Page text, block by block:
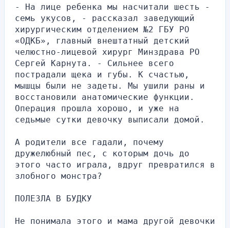
- На лице ребенка мы насчитали шесть -
семь укусов, - рассказал заведующий
хирургическим отделением №2 ГБУ РО
«ОДКБ», главный внештатный детский
челюстно-лицевой хирург Минздрава РО
Сергей Карнута. - Сильнее всего
пострадали щека и губы. К счастью,
мышцы были не задеты. Мы ушили раны и
восстановили анатомические функции.
Операция прошла хорошо, и уже на
седьмые сутки девочку выписали домой.
А родители все гадали, почему
дружелюбный пес, с которым дочь до
этого часто играла, вдруг превратился в
злобного монстра?
ПОЛЕЗЛА В БУДКУ
Не понимала этого и мама другой девочки